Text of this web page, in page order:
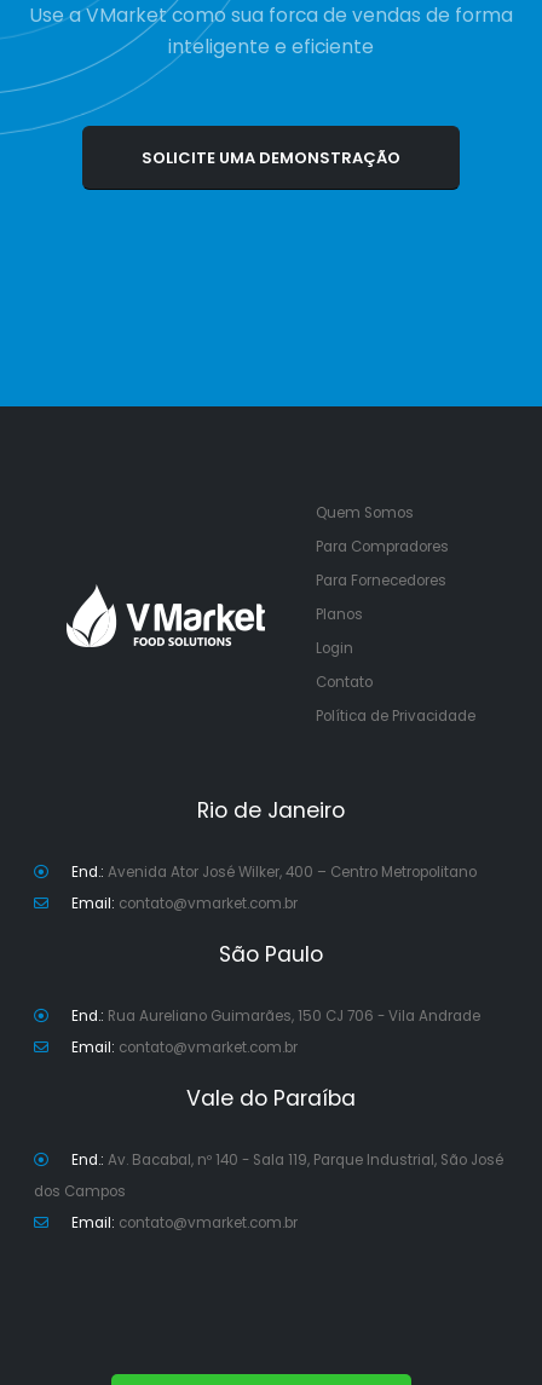
Use a VMarket como sua forca de vendas de forma
inteligente e eficiente
Quem Somos
Para Compradores
Para Fornecedores
Planos
Login
Contato
Política de Privacidade
Rio de Janeiro
End.: Avenida Ator José Wilker, 400 – Centro Metropolitano
Email: contato@vmarket.com.br
São Paulo
End.: Rua Aureliano Guimarães, 150 CJ 706 - Vila Andrade
Email: contato@vmarket.com.br
Vale do Paraíba
End.: Av. Bacabal, nº 140 - Sala 119, Parque Industrial, São José
dos Campos
Email: contato@vmarket.com.br